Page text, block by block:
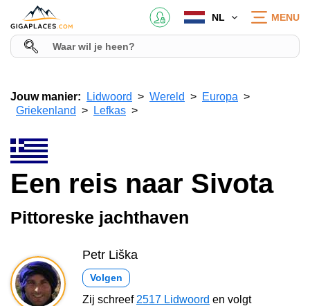
NL MENU
Jouw manier: Lidwoord Wereld
Europa
Griekenland
Lefkas
Een reis naar Sivota
Pittoreske jachthaven
Petr Liška
Volgen
Zij schreef 2517 Lidwoord en volgt